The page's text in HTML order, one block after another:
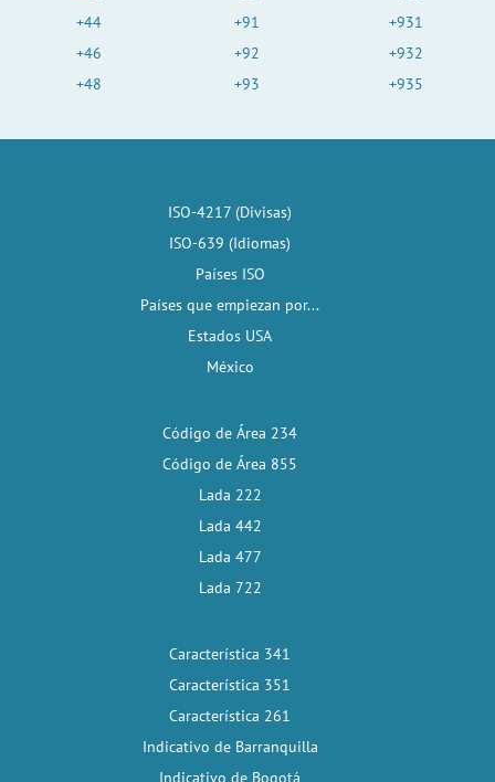
+44
+46
+48
+91
+92
+93
+931
+932
+935
ISO-4217 (Divisas)
ISO-639 (Idiomas)
Países ISO
Países que empiezan por...
Estados USA
México
Código de Área 234
Código de Área 855
Lada 222
Lada 442
Lada 477
Lada 722
Característica 341
Característica 351
Característica 261
Indicativo de Barranquilla
Indicativo de Bogotá